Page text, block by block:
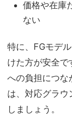
価格や在庫
ない
特に、FGモデ
けた方が安全で
への負担につな
は、対応グラ
しましょう。